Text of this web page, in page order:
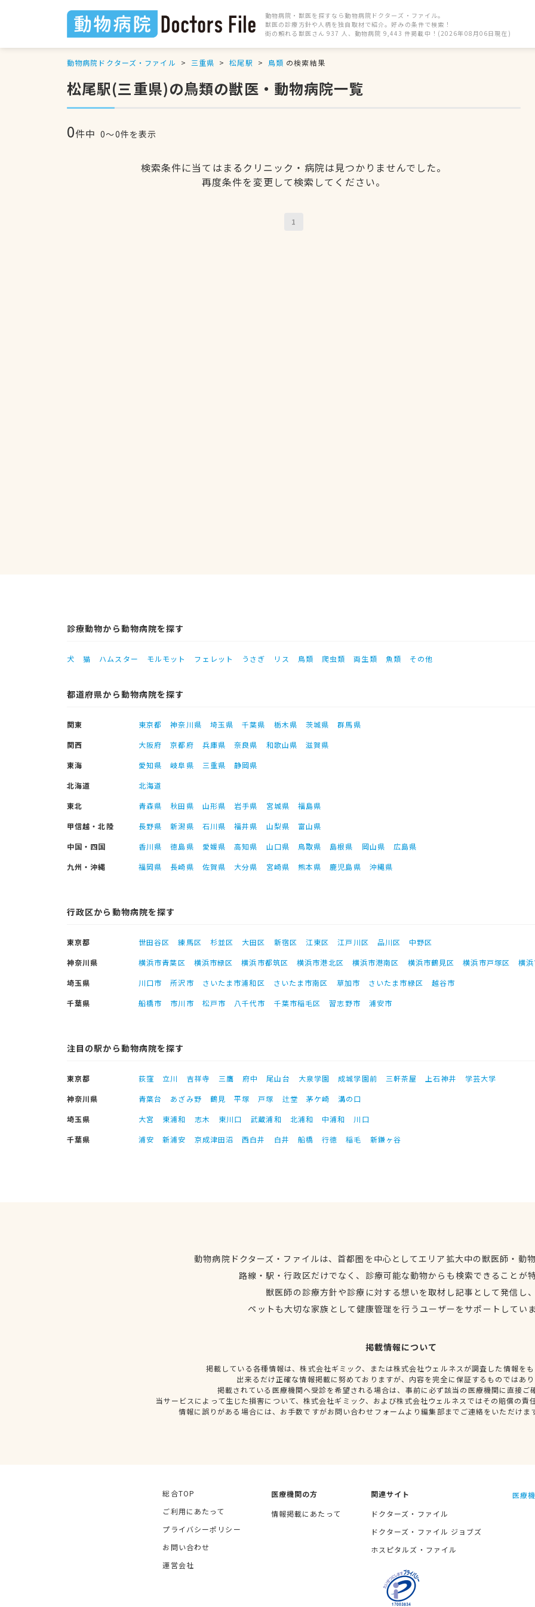
動物病院・獣医を探すなら動物病院ドクターズ・ファイル。
獣医の診療方針や人柄を独自取材で紹介。好みの条件で検索！
街の頼れる獣医さん 937 人、動物病院 9,443 件掲載中！(2026年08月06日現在)
動物病院ドクターズ・ファイル 三重県 松尾駅 鳥類 の検索結果
松尾駅(三重県)の鳥類の獣医・動物病院一覧
0件中 0〜0件を表示
検索条件に当てはまるクリニック・病院は見つかりませんでした。
再度条件を変更して検索してください。
1
診療動物から動物病院を探す
犬 猫 ハムスター モルモット フェレット うさぎ リス 鳥類 爬虫類 両生類 魚類 その他
都道府県から動物病院を探す
関東 東京都 神奈川県 埼玉県 千葉県 栃木県 茨城県
群馬県
関西
大阪府 京都府 兵庫県 奈良県 和歌山県
滋賀県
東海
愛知県 岐阜県 三重県
静岡県
北海道
北海道
東北
青森県 秋田県 山形県 岩手県 宮城県
福島県
甲信越・北陸
長野県 新潟県 石川県 福井県 山梨県
富山県
中国・四国
香川県 徳島県 愛媛県 高知県 山口県 鳥取県 島根県 岡山県
広島県
九州・沖縄
福岡県 長崎県 佐賀県 大分県 宮崎県 熊本県 鹿児島県 沖縄県
行政区から動物病院を探す
東京都 世田谷区 練馬区 杉並区 大田区 新宿区 江東区 江戸川区 品川区
中野区
神奈川県
横浜市青葉区 横浜市緑区 横浜市都筑区 横浜市港北区 横浜市港南区 横浜市鶴見区 横浜市戸塚区
横
埼玉県
川口市 所沢市 さいたま市浦和区 さいたま市南区 草加市 さいたま市緑区
越谷市
千葉県
船橋市 市川市 松戸市 八千代市 千葉市稲毛区 習志野市 浦安市
注目の駅から動物病院を探す
東京都 荻窪 立川 吉祥寺 三鷹 府中 尾山台 大泉学園 成城学園前 三軒茶屋 上石神井
学芸大学
神奈川県
青葉台 あざみ野 鶴見 平塚 戸塚 辻堂 茅ケ崎
溝の口
埼玉県
大宮 東浦和 志木 東川口 武蔵浦和 北浦和 中浦和
川口
千葉県
浦安 新浦安 京成津田沼 西白井 白井 船橋 行徳 稲毛 新鎌ヶ谷
動物病院ドクターズ・ファイルは、首都圏を中心としてエリア拡大中の獣医師・動
路線・駅・行政区だけでなく、診療可能な動物からも検索できることが
獣医師の診療方針や診療に対する想いを取材し記事として発信し
ペットも大切な家族として健康管理を行うユーザーをサポートしてい
掲載情報について
掲載している各種情報は、株式会社ギミック、または株式会社ウェルネスが調査した情報を
出来るだけ正確な情報掲載に努めておりますが、内容を完全に保証するものではあ
掲載されている医療機関へ受診を希望される場合は、事前に必ず該当の医療機関に直接ご
当サービスによって生じた損害について、株式会社ギミック、および株式会社ウェルネスではその賠償の責
情報に誤りがある場合には、お手数ですがお問い合わせフォームより編集部までご連絡をいただけま
総合TOP
ご利用にあたって
プライバシーポリシー
お問い合わせ
運営会社
医療機関の方
情報掲載にあたって
関連サイト
ドクターズ・ファイル
ドクターズ・ファイル ジョブズ
ホスピタルズ・ファイル
医療